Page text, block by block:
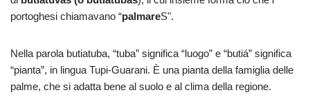
portoghesi chiamavano “palmareS".
Nella parola butiatuba, “tuba” significa “luogo” e “butiá” significa
“pianta”, in lingua Tupi-Guarani. È una pianta della famiglia delle
palme, che si adatta bene al suolo e al clima della regione.